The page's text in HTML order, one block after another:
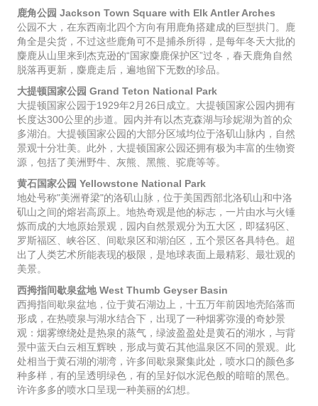
鹿角公园 Jackson Town Square with Elk Antler Arches
公园不大，在东西南北四个方向有用鹿角搭建成的巨型拱门。鹿
角全是尖货，不过这些鹿角可不是捕杀所得，是每年冬天大批的
麋鹿从山里来到杰克逊的“国家麋鹿保护区”过冬，春天鹿角自然
脱落再更新，麋鹿走后，遍地留下无数的珍品。
大提顿国家公园 Grand Teton National Park
大提顿国家公园于1929年2月26日成立。大提顿国家公园内拥有
长度达300公里的步道。园内并有以杰克森湖与珍妮湖为首的众
多湖泊。大提顿国家公园的大部分区域均位于洛矶山脉内，自然
景观十分壮美。此外，大提顿国家公园还拥有极为丰富的生物资
源，包括了美洲野牛、灰熊、黑熊、驼鹿等等。
黄石国家公园 Yellowstone National Park
地处号称"美洲脊梁"的洛矶山脉，位于美国西部北洛矶山和中洛
矶山之间的熔岩高原上。地热奇观是他的标志，一片由水与火锤
炼而成的大地原始景观，园内自然景观分为五大区，即猛犸区、
罗斯福区、峡谷区、间歇泉区和湖泊区，五个景区各具特色。超
出了人类艺术所能表现的极限，是地球表面上最精彩、最壮观的
美景。
西拇指间歇泉盆地 West Thumb Geyser Basin
西拇指间歇泉盆地，位于黄石湖边上，十五万年前因地壳陷落而
形成，在热喷泉与湖水结合下，出现了一种烟雾弥漫的奇妙景
观：烟雾缭绕处是热泉的蒸气，绿波盈盈处是黄石的湖水，与背
景中蓝天白云相互辉映，形成与黄石其他温泉区不同的景观。此
处相当于黄石湖的湖湾，许多间歇泉聚集此处，喷水口的颜色多
种多样，有的呈透明绿色，有的呈好似水泥色般的暗暗的黑色。
许许多多的喷水口呈现一种美丽的幻想。